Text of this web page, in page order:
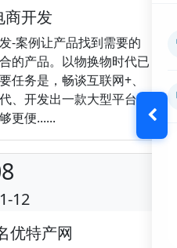
商开发
-案例让产品找到需要的
的产品。以物换物时代已
任务是，畅谈互联网+、
、开发出一款大型平台、
更便......
12
优特产网